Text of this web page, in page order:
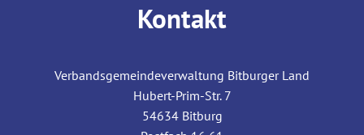
Kontakt
Verbandsgemeindeverwaltung Bitburger Land
Hubert-Prim-Str. 7
54634 Bitburg